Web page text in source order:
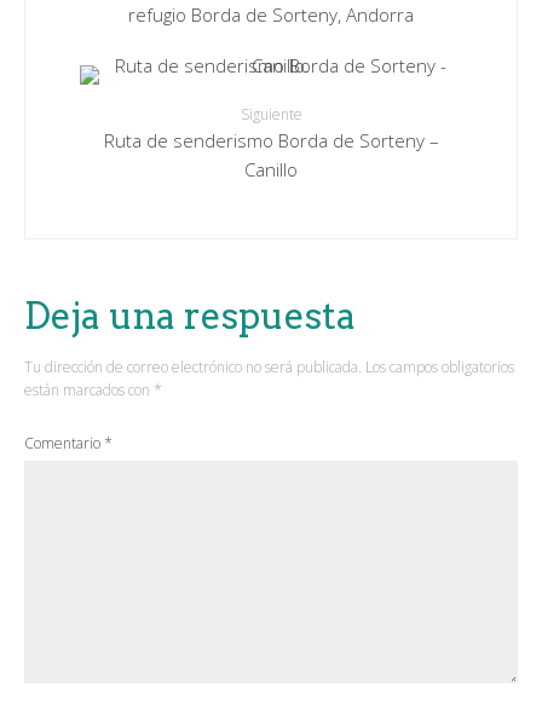
refugio Borda de Sorteny, Andorra
Siguiente
Ruta de senderismo Borda de Sorteny –
Canillo
Deja una respuesta
Tu dirección de correo electrónico no será publicada. Los campos obligatorios
están marcados con *
Comentario *